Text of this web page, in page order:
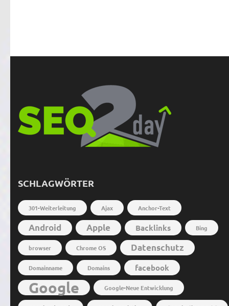
SCHLAGWÖRTER
301-Weiterleitung Ajax Anchor-Text
Android Apple Backlinks Bing
browser Chrome OS Datenschutz
Domainname Domains facebook
Google Google-Neue Entwicklung